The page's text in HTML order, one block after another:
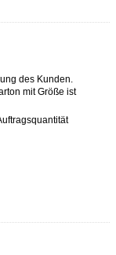
des Kunden.
mit Größe ist